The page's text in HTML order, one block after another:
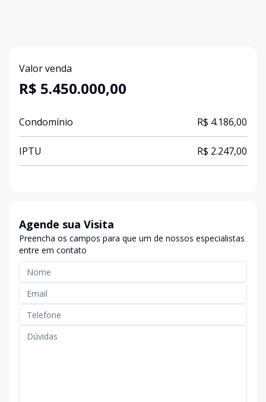
Valor venda
R$ 5.450.000,00
Condomínio R$ 4.186,00
IPTU R$ 2.247,00
Agende sua Visita
Preencha os campos para que um de nossos especialistas
entre em contato